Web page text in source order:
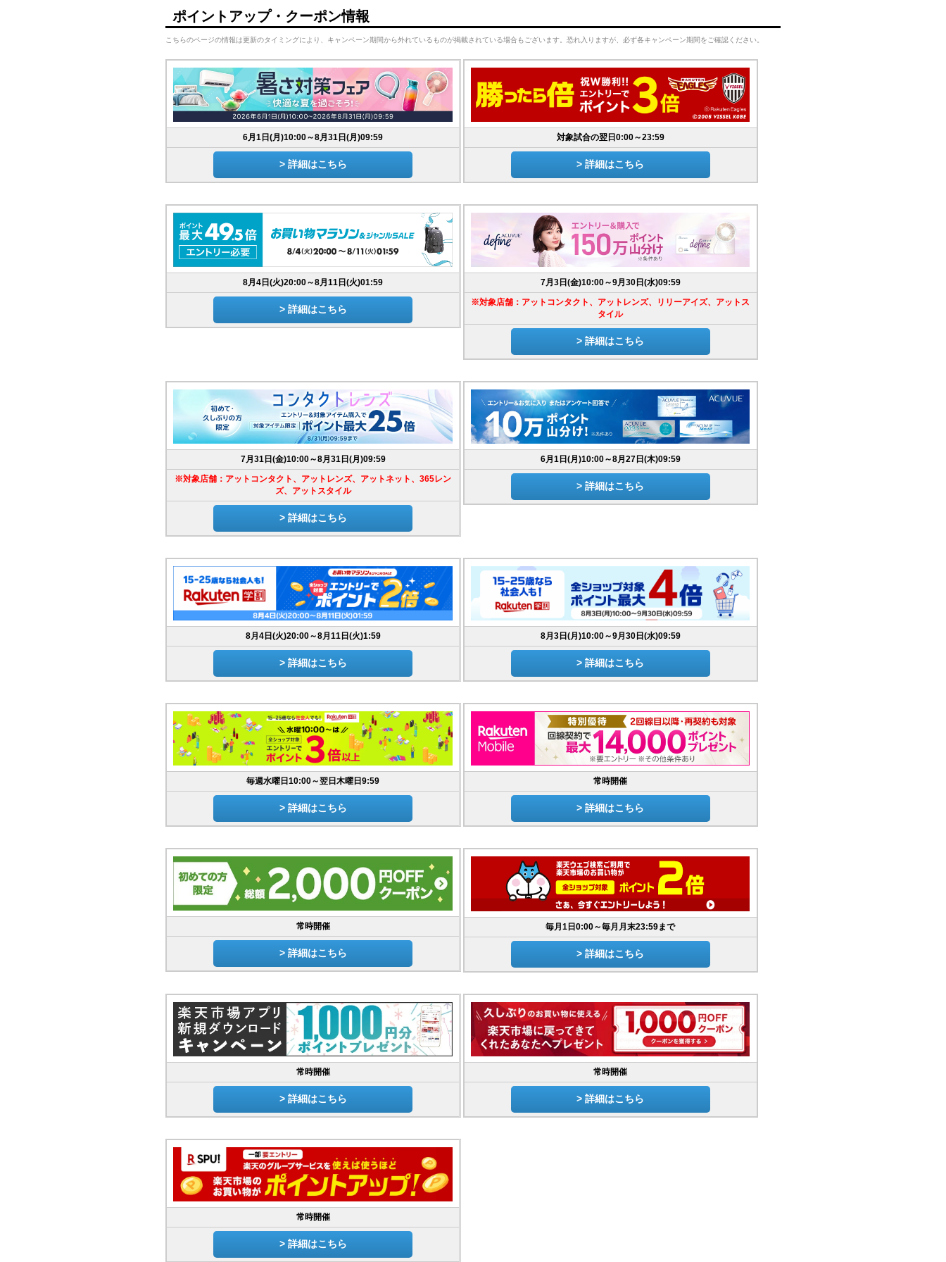
ポイントアップ・クーポン情報
こちらのページの情報は更新のタイミングにより、キャンペーン期間から外れているものが掲載されている場合もございます。恐れ入りますが、必ず各キャンペーン期間をご確認ください。
6月1日(月)10:00～8月31日(月)09:59
> 詳細はこちら
対象試合の翌日0:00～23:59
> 詳細はこちら
8月4日(火)20:00～8月11日(火)01:59
> 詳細はこちら
7月3日(金)10:00～9月30日(水)09:59
※対象店舗：アットコンタクト、アットレンズ、リリーアイズ、アットス
タイル
> 詳細はこちら
7月31日(金)10:00～8月31日(月)09:59
※対象店舗：アットコンタクト、アットレンズ、アットネット、365レン
ズ、アットスタイル
> 詳細はこちら
6月1日(月)10:00～8月27日(木)09:59
> 詳細はこちら
8月4日(火)20:00～8月11日(火)1:59
> 詳細はこちら
8月3日(月)10:00～9月30日(水)09:59
> 詳細はこちら
毎週水曜日10:00～翌日木曜日9:59
> 詳細はこちら
常時開催
> 詳細はこちら
常時開催
> 詳細はこちら
毎月1日0:00～毎月月末23:59まで
> 詳細はこちら
常時開催
> 詳細はこちら
常時開催
> 詳細はこちら
常時開催
> 詳細はこちら